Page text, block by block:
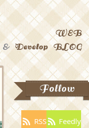
WEB
& Develop BLOG
Follow
RSS Feedly